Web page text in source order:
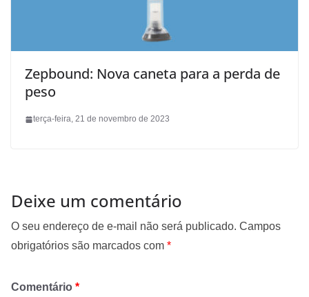
Zepbound: Nova caneta para a perda de
peso
terça-feira, 21 de novembro de 2023
Deixe um comentário
O seu endereço de e-mail não será publicado. Campos
obrigatórios são marcados com *
Comentário *